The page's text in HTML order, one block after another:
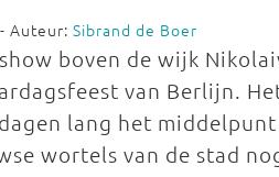
Auteur: Sibrand de Boer
boven de wijk
van Berlijn.
lang het
wortels van de stad